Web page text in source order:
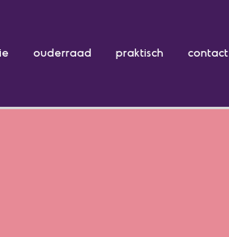
ouderraad praktisch contact